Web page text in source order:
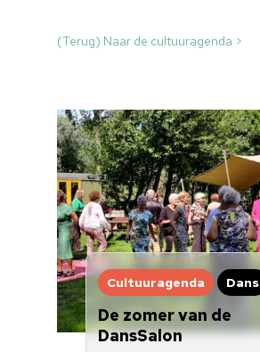
(Terug) Naar de cultuuragenda >
Cultuuragenda Dans
De zomer van de
DansSalon